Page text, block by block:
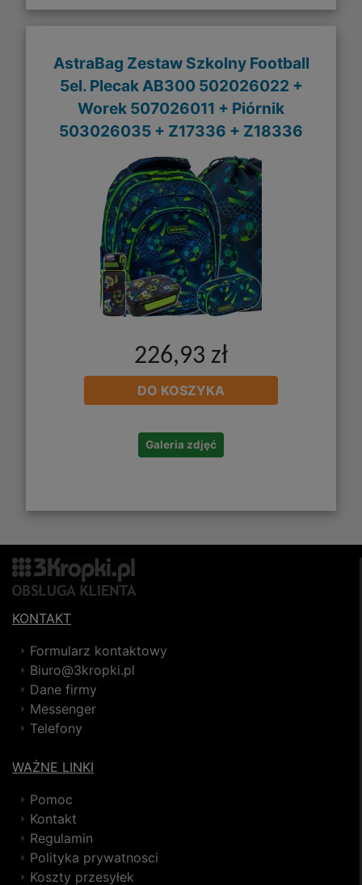
AstraBag Zestaw Szkolny Football
5el. Plecak AB300 502026022 +
Worek 507026011 + Piórnik
503026035 + Z17336 + Z18336
226,93 zł
DO KOSZYKA
Galeria zdjęć
KONTAKT
Formularz kontaktowy
Biuro@3kropki.pl
Dane firmy
Messenger
Telefony
WAŻNE LINKI
Pomoc
Kontakt
Regulamin
Polityka prywatnosci
Koszty przesyłek